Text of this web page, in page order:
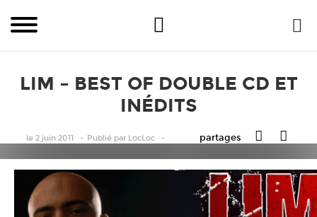
LIM – BEST OF DOUBLE CD ET
INÉDITS
le 2 juin 2011 Publié par LocLoc partages